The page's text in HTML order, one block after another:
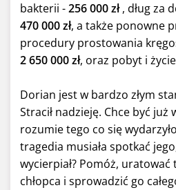
bakterii -256 000 zł, dług za
470 000 zł, a także ponowne
procedury prostowania
2 650 000 zł, oraz pobyt i
Dorian jest w bardzo złym
Stracił nadzieję. Chce być już
rozumie tego co się
tragedia musiała spotkać
wycierpiał? Pomóż,
chłopca i sprowadzić go